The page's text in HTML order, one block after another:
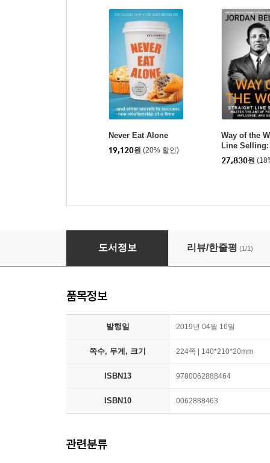
Never Eat Alone
19,120원 (20% 할인)
Way of the
Line
Art of
nce, and
27,830원
Everything Is F*cked (International Edition) :
도서정보 리뷰/한줄평 (1/1)
품목정보
발행일 2019년 04월 16일
쪽수, 무게, 크기 224쪽 | 140*210*20mm
ISBN13 9780062888464
ISBN10 0062888463
관련분류